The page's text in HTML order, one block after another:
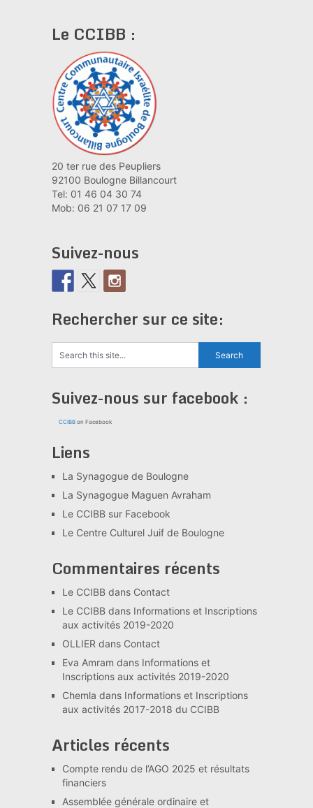
Le CCIBB :
20 ter rue des Peupliers
92100 Boulogne Billancourt
Tel: 01 46 04 30 74
Mob: 06 21 07 17 09
Suivez-nous
Rechercher sur ce site:
Suivez-nous sur facebook :
CCIBBon Facebook
Liens
La Synagogue de Boulogne
La Synagogue Maguen Avraham
Le CCIBB sur Facebook
Le Centre Culturel Juif de Boulogne
Commentaires récents
Le CCIBBdans Contact
Le CCIBBdans Informations et Inscriptions
aux activités 2019-2020
OLLIER dans Contact
Eva Amram dans Informations et
Inscriptions aux activités 2019-2020
Chemla dans Informations et Inscriptions
aux activités 2017-2018 du CCIBB
Articles récents
Compte rendu de l’AGO 2025 et résultats
financiers
Assemblée générale ordinaire et